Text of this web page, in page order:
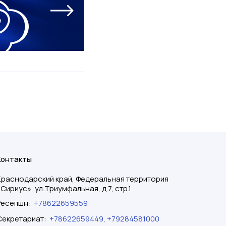
край, Федеральная территория
ул.Триумфальная, д.7, стр.1
: +78622659559
: +78622659449, +79284581000